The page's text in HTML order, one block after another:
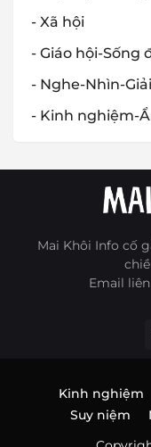
- Xã hội
- Giáo hội-Sống
- Nghe-Nhìn-
- Kinh nghiệm-
Mai Khôi Info cố
Email liên
Kinh nghiệm
Suy niệm